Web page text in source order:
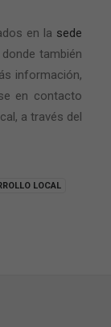
en la sede
donde también
información,
en contacto
a través del
LOCAL